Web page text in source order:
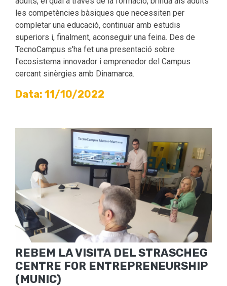
les competències bàsiques que necessiten per
completar una educació, continuar amb estudis
superiors i, finalment, aconseguir una feina. Des de
TecnoCampus s'ha fet una presentació sobre
l'ecosistema innovador i emprenedor del Campus
cercant sinèrgies amb Dinamarca.
Data: 11/10/2022
REBEM LA VISITA DEL STRASCHEG
CENTRE FOR ENTREPRENEURSHIP
(MUNIC)